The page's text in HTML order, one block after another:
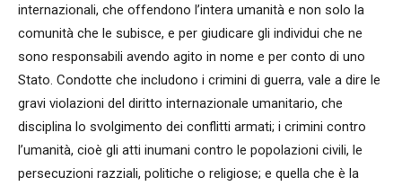
internazionali, che offendono l’intera umanità e non solo la
comunità che le subisce, e per giudicare gli individui che ne
sono responsabili avendo agito in nome e per conto di uno
Stato. Condotte che includono i crimini di guerra, vale a dire le
gravi violazioni del diritto internazionale umanitario, che
disciplina lo svolgimento dei conflitti armati; i crimini contro
l’umanità, cioè gli atti inumani contro le popolazioni civili, le
persecuzioni razziali, politiche o religiose; e quella che è la